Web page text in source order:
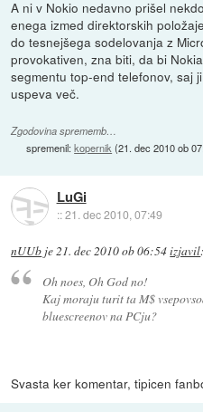
A ni v Nokio nedavno prišel
enega izmed direktorskih
do tesnejšega sodelovanja z
provokativen, zna biti, da bi
segmentu top-end telefonov, saj
uspeva več.
Zgodovina sprememb…
spremenil:kopernik (21. dec 2010 ob
LuGi
::21. dec 2010, 07:49
nUUb je21. dec 2010 ob 06:54izjavil:
Oh noes, Oh God no!
Kaj moraju turit ta M$
bluescreenov na PCju?
Svasta ker komentar, tipicen